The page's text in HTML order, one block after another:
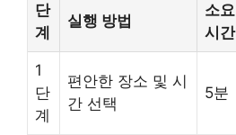
단
계
실행 방법
소요
시간
1
단
계
편안한 장소 및 시
간 선택
5분